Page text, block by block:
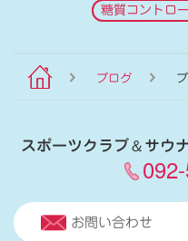
糖質コントロ
ブログ
スポーツクラブ＆サウ
お問い合わせ